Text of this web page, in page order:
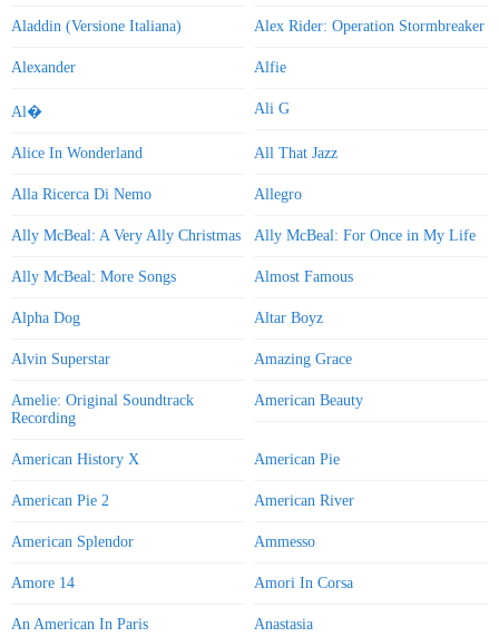
Aladdin (Versione Italiana) Alex Rider: Operation Stormbreaker
Alexander Alfie
Al� Ali G
Alice In Wonderland All That Jazz
Alla Ricerca Di Nemo Allegro
Ally McBeal: A Very Ally Christmas Ally McBeal: For Once in My Life
Ally McBeal: More Songs Almost Famous
Alpha Dog Altar Boyz
Alvin Superstar Amazing Grace
Amelie: Original Soundtrack
Recording
American Beauty
American History X American Pie
American Pie 2 American River
American Splendor Ammesso
Amore 14 Amori In Corsa
An American In Paris Anastasia